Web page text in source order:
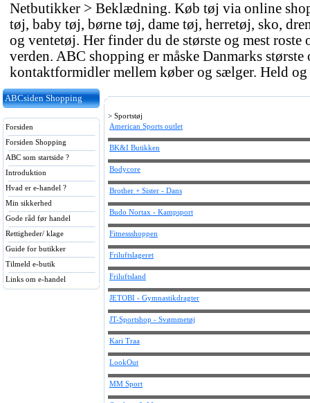
Netbutikker > Beklædning. Køb tøj via online
tøj, baby tøj, børne tøj, dame tøj, herretøj, sko,
og ventetøj. Her finder du de største og mest
verden. ABC shopping er måske Danmarks
kontaktformidler mellem køber og sælger. Held
ABCsiden Shopping
Forsiden
Forsiden Shopping
ABC som startside ?
Introduktion
Hvad er e-handel ?
Min sikkerhed
Gode råd før handel
Rettigheder/ klage
Guide for butikker
Tilmeld e-butik
Links om e-handel
> Sportstøj
American Sports outlet
BK&I Butikken
Bodycore
Brother + Sister - Dans
Budo Nortax - Kampsport
Fitnessshoppen
Friluftslageret
Friluftsland
JETOBI - Gymnastikdragter
JT-Sportshop - Svømmetøj
Kari Traa
LookOut
MM Sport